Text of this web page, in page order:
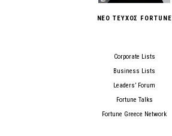
ΝΕΟ ΤΕΥΧΟΣ FORTUNE
Corporate Lists
Business Lists
Leaders’ Forum
Fortune Talks
Fortune Greece Network